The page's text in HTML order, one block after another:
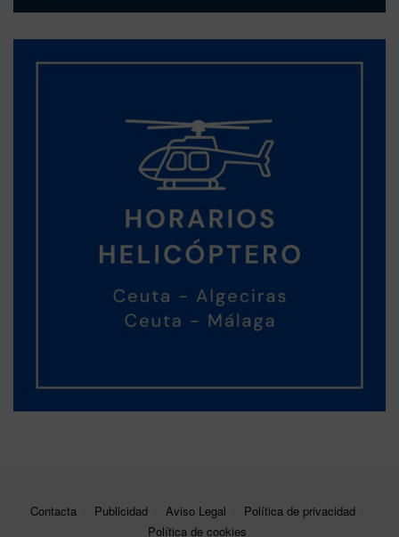
Contacta Publicidad Aviso Legal
Política de privacidad
Política de cookies